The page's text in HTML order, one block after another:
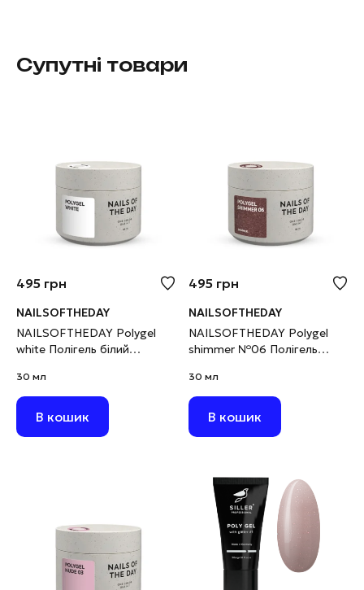
Супутні товари
495 грн
NAILSOFTHEDAY
NAILSOFTHEDAY Polygel
white Полігель білий
30 мл
В кошик
495 грн
NAILSOFTHEDAY
NAILSOFTHEDAY Polygel
shimmer №06 Полігель
дрібнозернистим, 30 г
30 мл
В кошик